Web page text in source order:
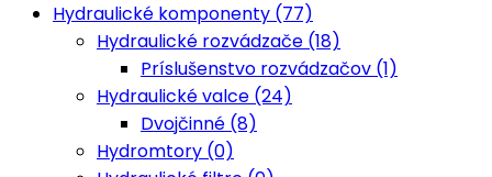
Hydraulické komponenty (77)
Hydraulické rozvádzače (18)
Príslušenstvo rozvádzačov (1)
Hydraulické valce (24)
Dvojčinné (8)
Hydromtory (0)